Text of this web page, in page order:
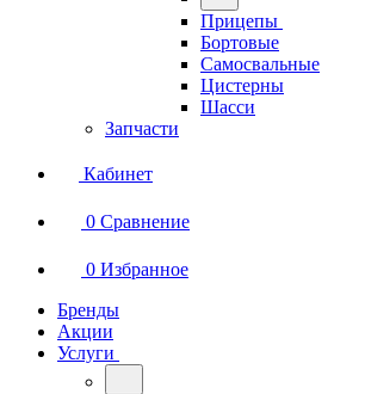
Прицепы
Бортовые
Самосвальные
Цистерны
Шасси
Запчасти
Кабинет
0 Сравнение
0 Избранное
Бренды
Акции
Услуги